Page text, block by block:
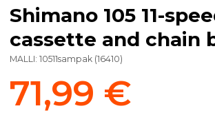
Shimano 105 11-
cassette and chain
MALLI: 10511sampak (16410)
71,99 €